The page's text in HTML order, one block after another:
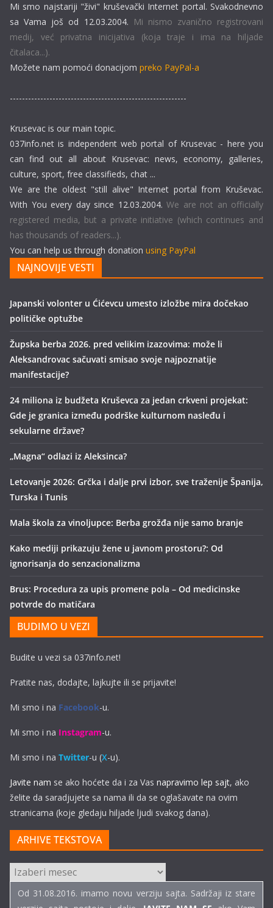
Mi smo najstariji "živi" kruševački Internet portal. Svakodnevno
sa Vama još od 12.03.2004. Mi nismo zvanično registrovani
medij, već privatna inicijativa (koja traje i ima na hiljade
čitalaca...).
Možete nam pomoći donacijom preko PayPal-a
----------------------------------------------------------
Krusevac is our main topic.
037info.net is independent web portal of Krusevac - here you
can find out all about Krusevac: news, economy, galleries,
culture, sport, free classifieds, chat ...
We are the oldest "still alive" Internet portal from Kruševac.
With You every day since 12.03.2004. We are not an officially
registered media, but a private initiative (which continues and
has thousands of readers...).
You can help us through donation using PayPal
NAJNOVIJE VESTI
Japanski volonter u Ćićevcu umesto izložbe mira dočekao
političke optužbe
Župska berba 2026. pred velikim izazovima: može li
Aleksandrovac sačuvati smisao svoje najpoznatije
manifestacije?
24 miliona iz budžeta Kruševca za jedan crkveni projekat:
Gde je granica između podrške kulturnom nasleđu i
sekularne države?
„Magna“ odlazi iz Aleksinca?
Letovanje 2026: Grčka i dalje prvi izbor, sve traženije Španija,
Turska i Tunis
Mala škola za vinoljupce: Berba grožđa nije samo branje
Kako mediji prikazuju žene u javnom prostoru?: Od
ignorisanja do senzacionalizma
Brus: Procedura za upis promene pola – Od medicinske
potvrde do matičara
BUDIMO U VEZI
Budite u vezi sa 037info.net!
Pratite nas, dodajte, lajkujte ili se prijavite!
Mi smo i na Facebook-u.
Mi smo i na Instagram-u.
Mi smo i na Twitter-u (X-u).
Javite nam se ako hoćete da i za Vas napravimo lep sajt, ako
želite da saradjujete sa nama ili da se oglašavate na ovim
stranicama (koje gledaju hiljade ljudi svakog dana).
ARHIVE TEKSTOVA
ARHIVE
TEKSTOVA
Od 31.08.2016. imamo novu verziju sajta. Sadržaji iz stare